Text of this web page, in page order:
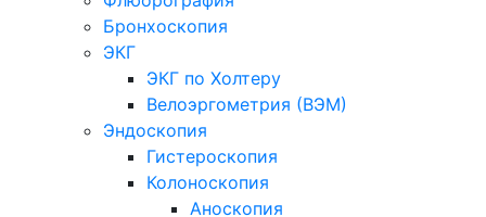
Бронхоскопия
ЭКГ
ЭКГ по Холтеру
Велоэргометрия (ВЭМ)
Эндоскопия
Гистероскопия
Колоноскопия
Аноскопия